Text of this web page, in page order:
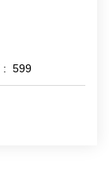
: 599